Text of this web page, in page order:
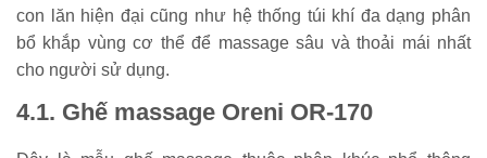
con lăn hiện đại cũng như hệ thống túi khí đa dạng phân
bổ khắp vùng cơ thể để massage sâu và thoải mái nhất
cho người sử dụng.
4.1. Ghế massage Oreni OR-170